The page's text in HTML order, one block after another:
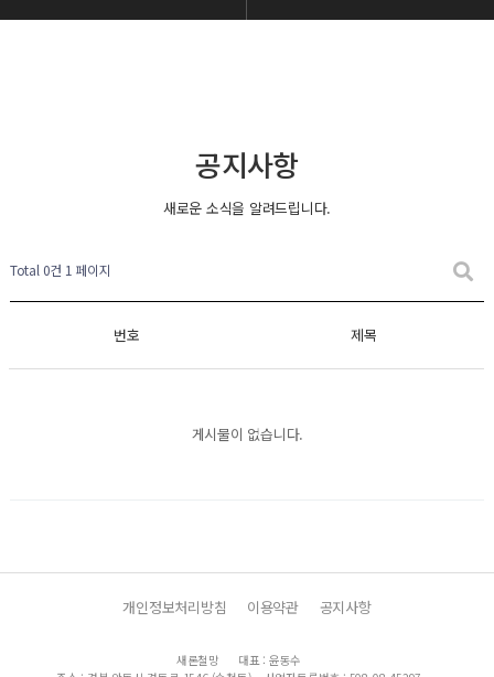
공지사항
새로운 소식을 알려드립니다.
Total 0건 1 페이지
번호 제목
게시물이 없습니다.
개인정보처리방침 이용약관 공지사항
새론철망
대표 : 윤동수